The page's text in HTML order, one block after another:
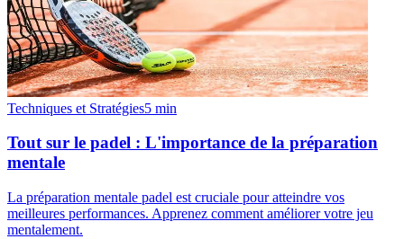
Techniques et Stratégies5 min
Tout sur le padel : L'importance de la préparation
mentale
La préparation mentale padel est cruciale pour atteindre vos
meilleures performances. Apprenez comment améliorer votre jeu
mentalement.